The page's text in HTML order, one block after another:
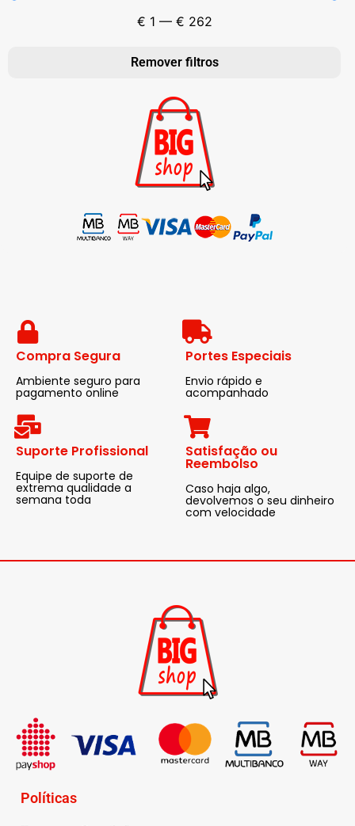
€ 1 — € 262
Remover filtros
Compra Segura
Ambiente seguro para
pagamento online
Portes Especiais
Envio rápido e
acompanhado
Suporte Profissional
Equipe de suporte de
extrema qualidade a
semana toda
Satisfação ou
Reembolso
Caso haja algo,
devolvemos o seu dinheiro
com velocidade
Políticas